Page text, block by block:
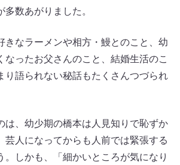
数あがりました。
きなラーメンや相方・鰻とのこと、幼
なったお父さんのこと、結婚生活のこ
り語られない秘話もたくさんつづられ
は、幼少期の橋本は人見知りで恥ずか
芸人になってからも人前では緊張する
。しかも、「細かいところが気になり